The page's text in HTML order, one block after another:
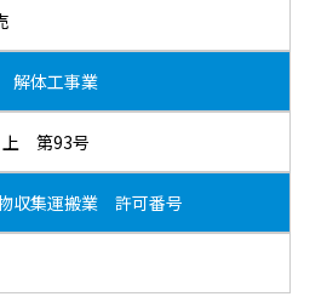
解体工事業
上 第93号
収集運搬業 許可番号